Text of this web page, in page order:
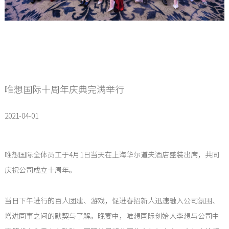
唯想国际十周年庆典完满举行
2021-04-01
唯想国际全体员工于4月1日当天在上海华尔道夫酒店盛装出席，共同
庆祝公司成立十周年。
当日下午进行的百人团建、游戏，促进春招新人迅速融入公司氛围、
增进同事之间的默契与了解。晚宴中，唯想国际创始人李想与公司中